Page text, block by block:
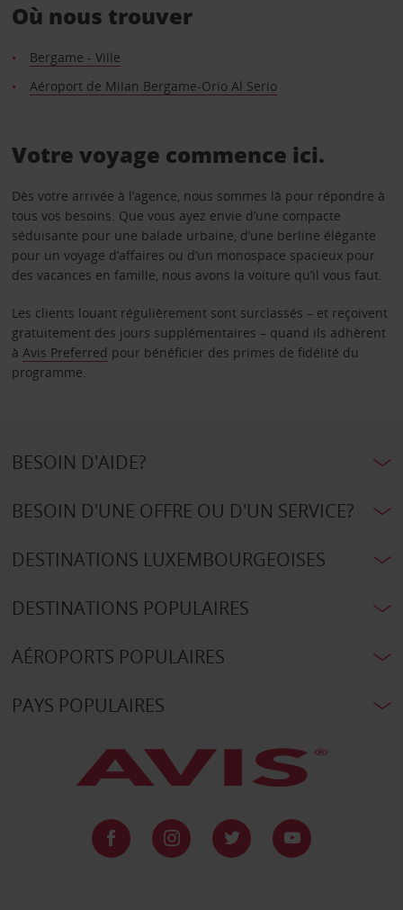
Où nous trouver
Bergame - Ville
Aéroport de Milan Bergame-Orio Al Serio
Votre voyage commence ici.
Dès votre arrivée à l’agence, nous sommes là pour répondre à
tous vos besoins. Que vous ayez envie d’une compacte
séduisante pour une balade urbaine, d’une berline élégante
pour un voyage d’affaires ou d’un monospace spacieux pour
des vacances en famille, nous avons la voiture qu’il vous faut.
Les clients louant régulièrement sont surclassés – et reçoivent
gratuitement des jours supplémentaires – quand ils adhèrent
à Avis Preferred pour bénéficier des primes de fidélité du
programme.
BESOIN D'AIDE?
BESOIN D'UNE OFFRE OU D'UN SERVICE?
DESTINATIONS LUXEMBOURGEOISES
DESTINATIONS POPULAIRES
AÉROPORTS POPULAIRES
PAYS POPULAIRES